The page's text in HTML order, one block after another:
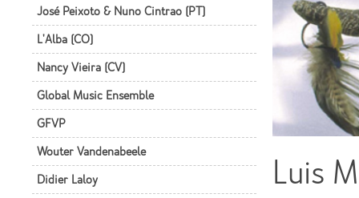
José Peixoto & Nuno Cintrao (PT)
L'Alba (CO)
Nancy Vieira (CV)
Global Music Ensemble
GFVP
Wouter Vandenabeele
Didier Laloy
Luis